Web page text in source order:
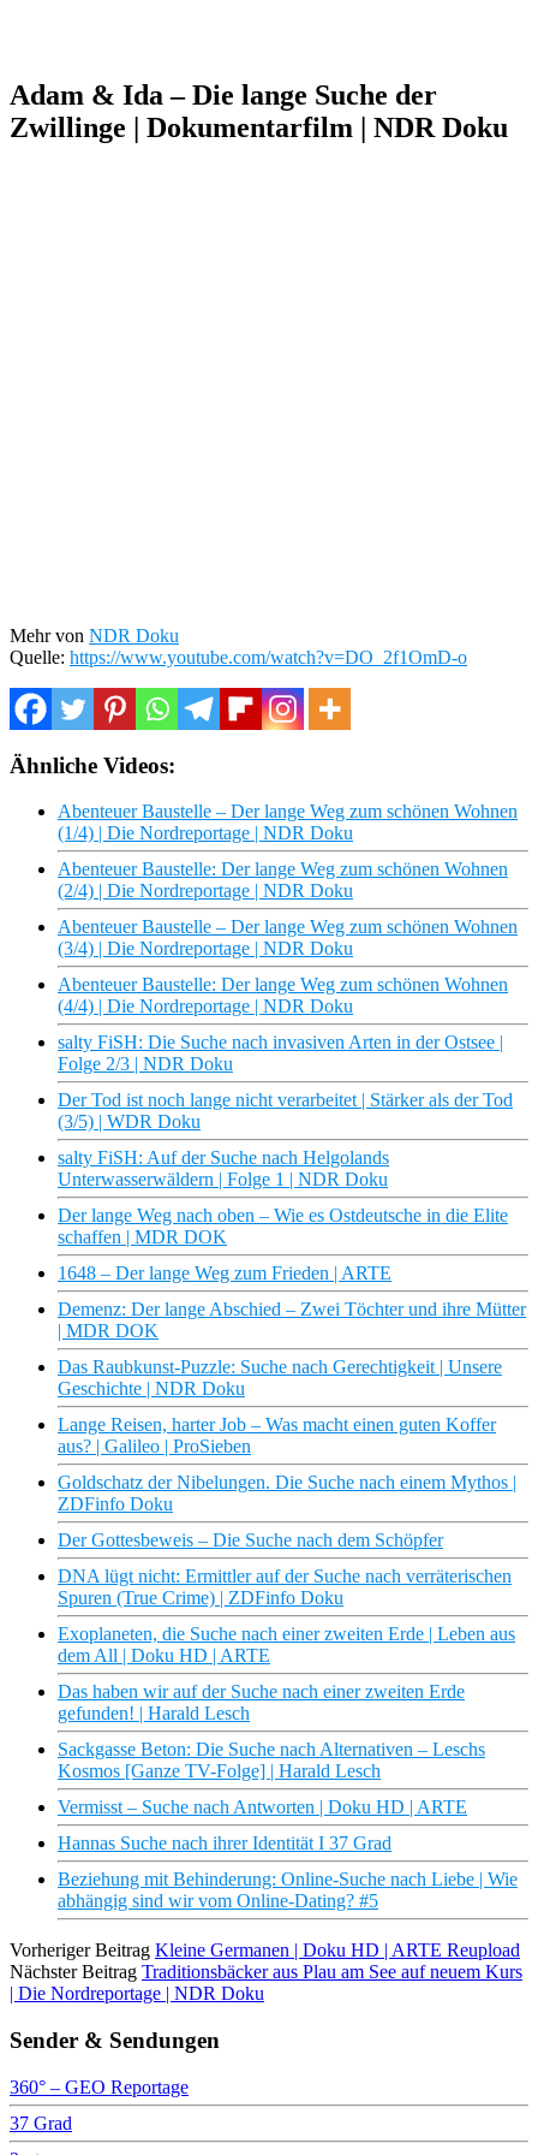
Adam & Ida – Die lange Suche der
Zwillinge | Dokumentarfilm | NDR Doku
Mehr von NDR Doku
Quelle: https://www.youtube.com/watch?v=DO_2f1OmD-o
Ähnliche Videos:
Abenteuer Baustelle – Der lange Weg zum schönen Wohnen
(1/4) | Die Nordreportage | NDR Doku
Abenteuer Baustelle: Der lange Weg zum schönen Wohnen
(2/4) | Die Nordreportage | NDR Doku
Abenteuer Baustelle – Der lange Weg zum schönen Wohnen
(3/4) | Die Nordreportage | NDR Doku
Abenteuer Baustelle: Der lange Weg zum schönen Wohnen
(4/4) | Die Nordreportage | NDR Doku
salty FiSH: Die Suche nach invasiven Arten in der Ostsee |
Folge 2/3 | NDR Doku
Der Tod ist noch lange nicht verarbeitet | Stärker als der Tod
(3/5) | WDR Doku
salty FiSH: Auf der Suche nach Helgolands
Unterwasserwäldern | Folge 1 | NDR Doku
Der lange Weg nach oben – Wie es Ostdeutsche in die Elite
schaffen | MDR DOK
1648 – Der lange Weg zum Frieden | ARTE
Demenz: Der lange Abschied – Zwei Töchter und ihre Mütter
| MDR DOK
Das Raubkunst-Puzzle: Suche nach Gerechtigkeit | Unsere
Geschichte | NDR Doku
Lange Reisen, harter Job – Was macht einen guten Koffer
aus? | Galileo | ProSieben
Goldschatz der Nibelungen. Die Suche nach einem Mythos |
ZDFinfo Doku
Der Gottesbeweis – Die Suche nach dem Schöpfer
DNA lügt nicht: Ermittler auf der Suche nach verräterischen
Spuren (True Crime) | ZDFinfo Doku
Exoplaneten, die Suche nach einer zweiten Erde | Leben aus
dem All | Doku HD | ARTE
Das haben wir auf der Suche nach einer zweiten Erde
gefunden! | Harald Lesch
Sackgasse Beton: Die Suche nach Alternativen – Leschs
Kosmos [Ganze TV-Folge] | Harald Lesch
Vermisst – Suche nach Antworten | Doku HD | ARTE
Hannas Suche nach ihrer Identität I 37 Grad
Beziehung mit Behinderung: Online-Suche nach Liebe | Wie
abhängig sind wir vom Online-Dating? #5
Vorheriger Beitrag Kleine Germanen | Doku HD | ARTE Reupload
Nächster Beitrag Traditionsbäcker aus Plau am See auf neuem Kurs
| Die Nordreportage | NDR Doku
Sender & Sendungen
360° – GEO Reportage
37 Grad